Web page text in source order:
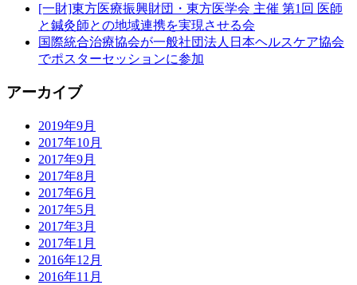
[一財]東方医療振興財団・東方医学会 主催 第1回 医師
と鍼灸師との地域連携を実現させる会
国際統合治療協会が一般社団法人日本ヘルスケア協会
でポスターセッションに参加
アーカイブ
2019年9月
2017年10月
2017年9月
2017年8月
2017年6月
2017年5月
2017年3月
2017年1月
2016年12月
2016年11月